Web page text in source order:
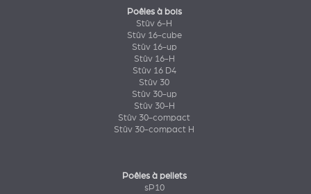
Poêles à bois
Stûv 6-H
Stûv 16-cube
Stûv 16-up
Stûv 16-H
Stûv 16 D4
Stûv 30
Stûv 30-up
Stûv 30-H
Stûv 30-compact
Stûv 30-compact H
Poêles à pellets
sP10